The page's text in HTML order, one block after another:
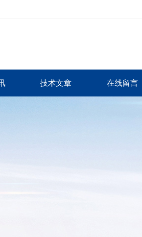
技术文章 在线留言